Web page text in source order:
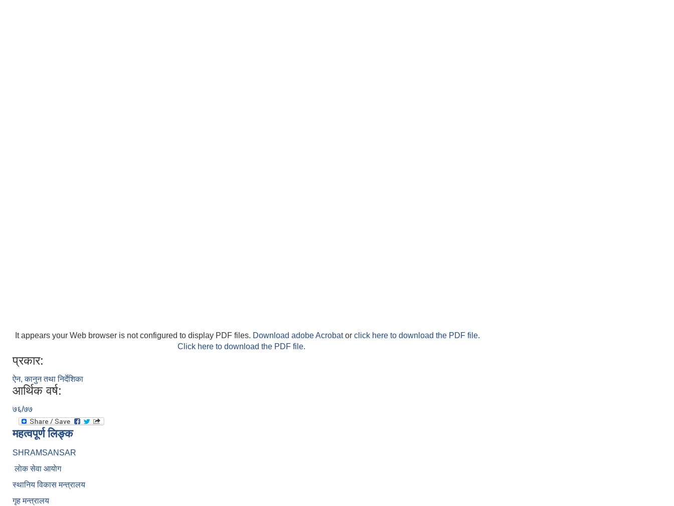
It appears your Web browser is not configured to display PDF files. Download adobe Acrobator click here to download the PDF file.
Click here to download the PDF file.
प्रकार:
ऐन, कानुन तथा निर्देशिका
आर्थिक वर्ष:
७६/७७
महत्वपूर्ण लिङ्क
SHRAMSANSAR
लाेक सेवा आयाेग
स्थानिय विकास मन्त्रालय
गृह मन्त्रालय